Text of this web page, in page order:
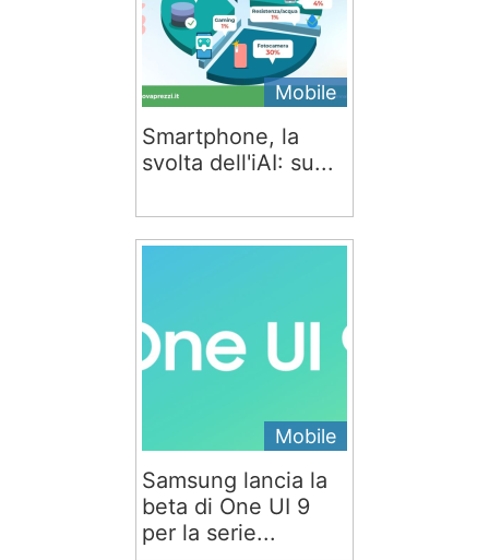
Mobile
Smartphone, la
svolta dell'iAI: su...
Mobile
Samsung lancia la
beta di One UI 9
per la serie...